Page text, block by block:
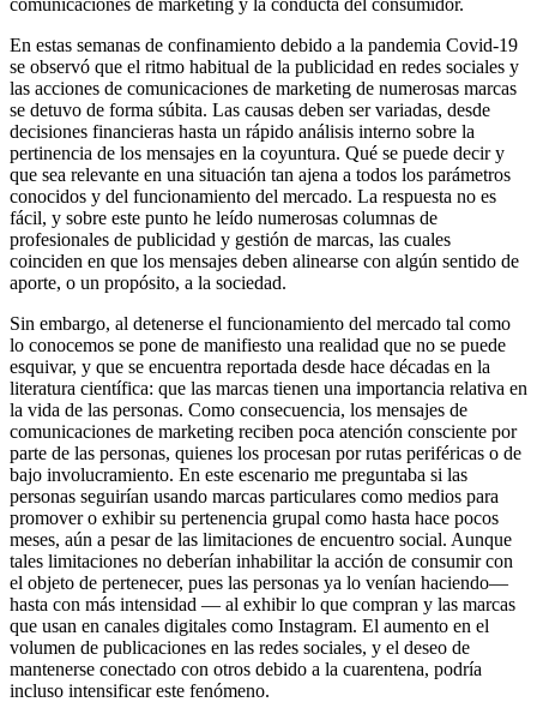
En estas semanas de confinamiento debido a la pandemia Covid-19
se observó que el ritmo habitual de la publicidad en redes sociales y
las acciones de comunicaciones de marketing de numerosas marcas
se detuvo de forma súbita. Las causas deben ser variadas, desde
decisiones financieras hasta un rápido análisis interno sobre la
pertinencia de los mensajes en la coyuntura. Qué se puede decir y
que sea relevante en una situación tan ajena a todos los parámetros
conocidos y del funcionamiento del mercado. La respuesta no es
fácil, y sobre este punto he leído numerosas columnas de
profesionales de publicidad y gestión de marcas, las cuales
coinciden en que los mensajes deben alinearse con algún sentido de
aporte, o un propósito, a la sociedad.
Sin embargo, al detenerse el funcionamiento del mercado tal como
lo conocemos se pone de manifiesto una realidad que no se puede
esquivar, y que se encuentra reportada desde hace décadas en la
literatura científica: que las marcas tienen una importancia relativa en
la vida de las personas. Como consecuencia, los mensajes de
comunicaciones de marketing reciben poca atención consciente por
parte de las personas, quienes los procesan por rutas periféricas o de
bajo involucramiento. En este escenario me preguntaba si las
personas seguirían usando marcas particulares como medios para
promover o exhibir su pertenencia grupal como hasta hace pocos
meses, aún a pesar de las limitaciones de encuentro social. Aunque
tales limitaciones no deberían inhabilitar la acción de consumir con
el objeto de pertenecer, pues las personas ya lo venían haciendo—
hasta con más intensidad — al exhibir lo que compran y las marcas
que usan en canales digitales como Instagram. El aumento en el
volumen de publicaciones en las redes sociales, y el deseo de
mantenerse conectado con otros debido a la cuarentena, podría
incluso intensificar este fenómeno.